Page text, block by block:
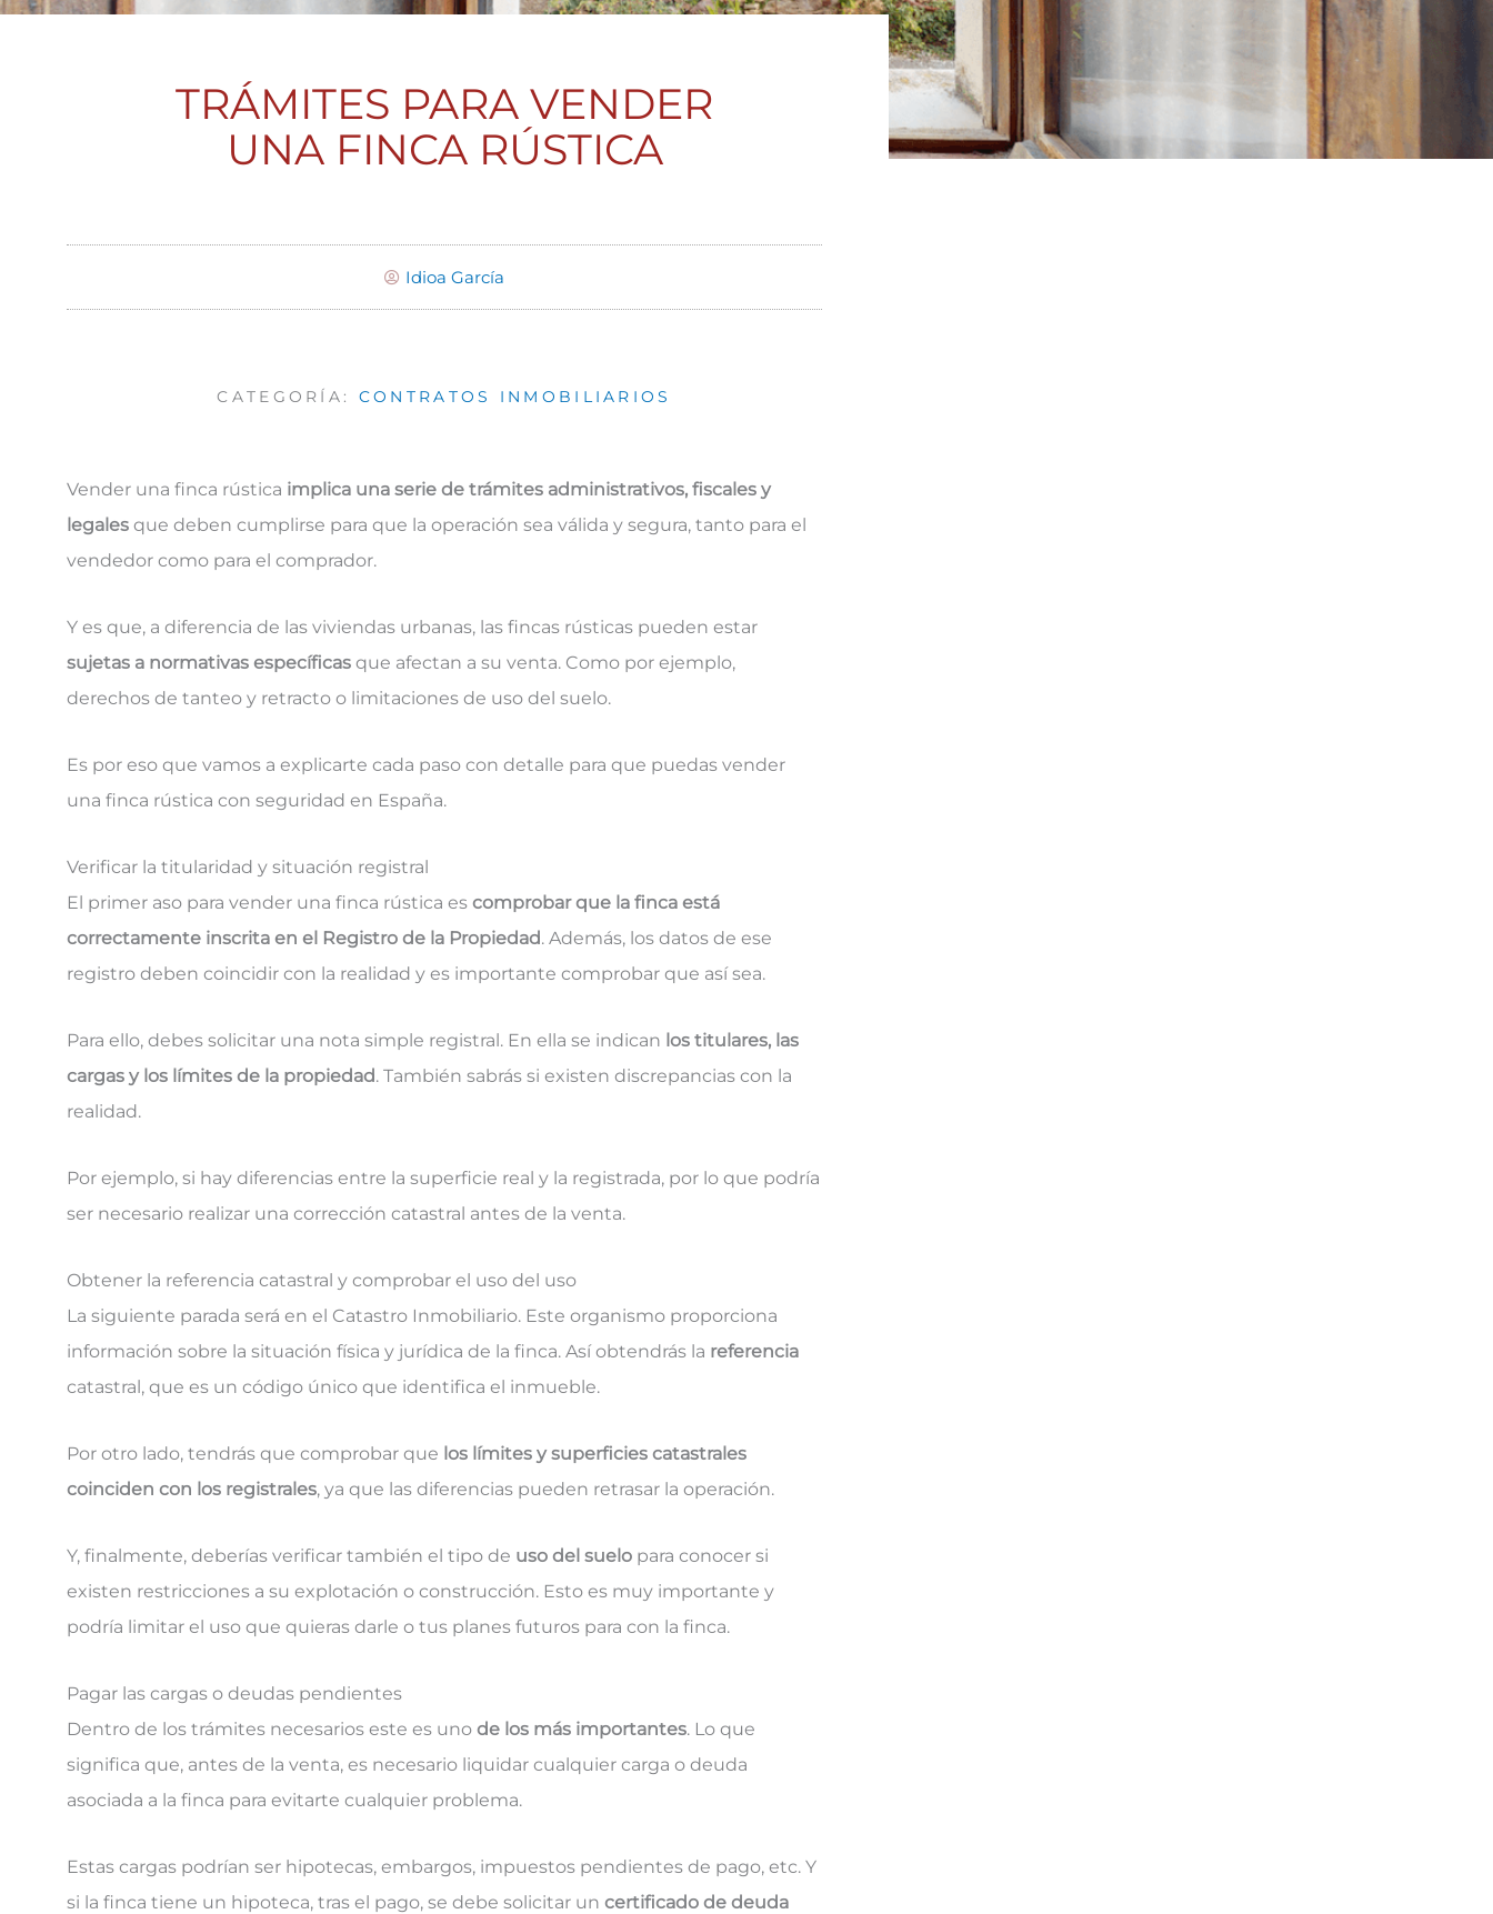
TRÁMITES PARA VENDER
UNA FINCA RÚSTICA
Idioa García
CATEGORÍA: CONTRATOS INMOBILIARIOS
Vender una finca rústica implica una serie de trámites administrativos, fiscales y
legales que deben cumplirse para que la operación sea válida y segura, tanto para el
vendedor como para el comprador.
Y es que, a diferencia de las viviendas urbanas, las fincas rústicas pueden estar
sujetas a normativas específicas que afectan a su venta. Como por ejemplo,
derechos de tanteo y retracto o limitaciones de uso del suelo.
Es por eso que vamos a explicarte cada paso con detalle para que puedas vender
una finca rústica con seguridad en España.
Verificar la titularidad y situación registral
El primer aso para vender una finca rústica es comprobar que la finca está
correctamente inscrita en el Registro de la Propiedad. Además, los datos de ese
registro deben coincidir con la realidad y es importante comprobar que así sea.
Para ello, debes solicitar una nota simple registral. En ella se indican los titulares, las
cargas y los límites de la propiedad. También sabrás si existen discrepancias con la
realidad.
Por ejemplo, si hay diferencias entre la superficie real y la registrada, por lo que podría
ser necesario realizar una corrección catastral antes de la venta.
Obtener la referencia catastral y comprobar el uso del uso
La siguiente parada será en el Catastro Inmobiliario. Este organismo proporciona
información sobre la situación física y jurídica de la finca. Así obtendrás la referencia
catastral, que es un código único que identifica el inmueble.
Por otro lado, tendrás que comprobar que los límites y superficies catastrales
coinciden con los registrales, ya que las diferencias pueden retrasar la operación.
Y, finalmente, deberías verificar también el tipo de uso del suelo para conocer si
existen restricciones a su explotación o construcción. Esto es muy importante y
podría limitar el uso que quieras darle o tus planes futuros para con la finca.
Pagar las cargas o deudas pendientes
Dentro de los trámites necesarios este es uno de los más importantes. Lo que
significa que, antes de la venta, es necesario liquidar cualquier carga o deuda
asociada a la finca para evitarte cualquier problema.
Estas cargas podrían ser hipotecas, embargos, impuestos pendientes de pago, etc. Y
si la finca tiene un hipoteca, tras el pago, se debe solicitar un certificado de deuda